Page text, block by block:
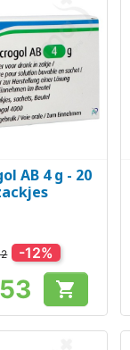
bekijken
AB 4 g - 20
-12%
Prijs 